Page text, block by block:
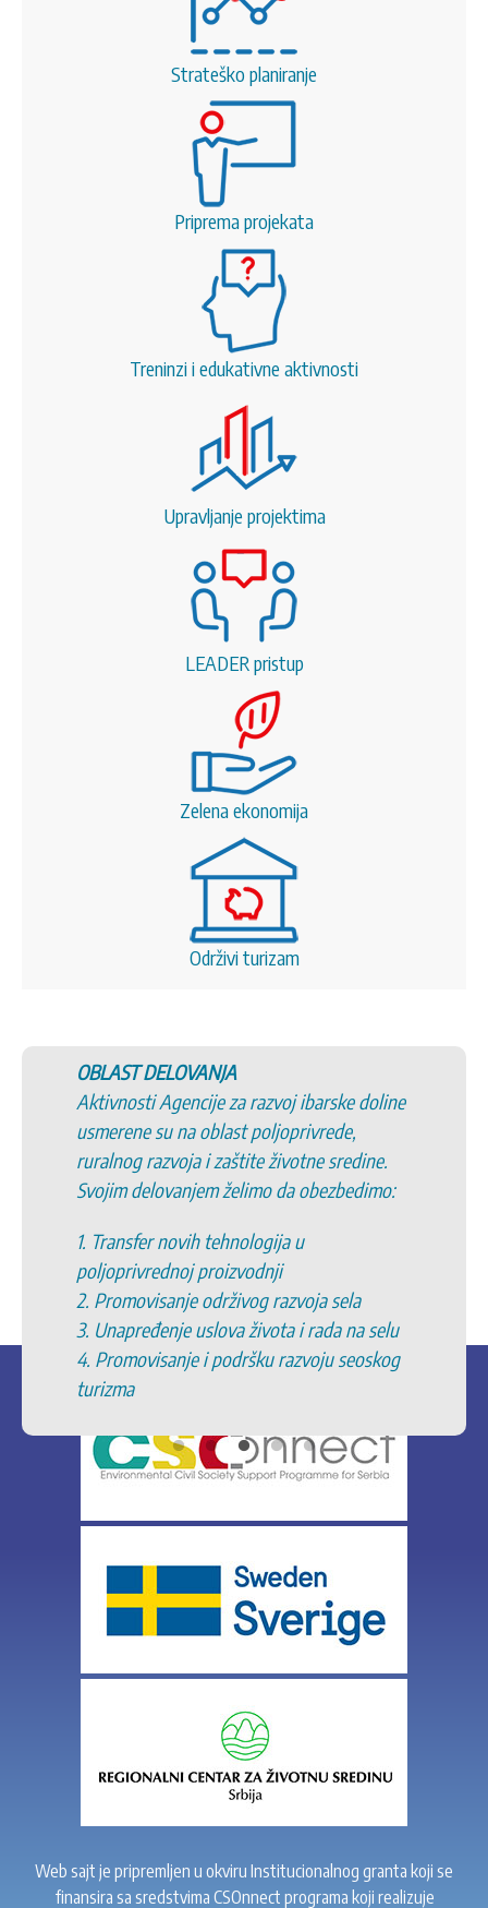
Strateško planiranje
Priprema projekata
Treninzi i edukativne aktivnosti
Upravljanje projektima
LEADER pristup
Zelena ekonomija
Održivi turizam
OBLAST DELOVANJA
Aktivnosti Agencije za razvoj ibarske doline
usmerene su na oblast poljoprivrede,
ruralnog razvoja i zaštite životne sredine.
Svojim delovanjem želimo da obezbedimo:
1. Transfer novih tehnologija u
poljoprivrednoj proizvodnji
2. Promovisanje održivog razvoja sela
3. Unapređenje uslova života i rada na selu
4. Promovisanje i podršku razvoju seoskog
turizma
Web sajt je pripremljen u okviru Institucionalnog granta koji se
finansira sa sredstvima CSOnnect programa koji realizuje